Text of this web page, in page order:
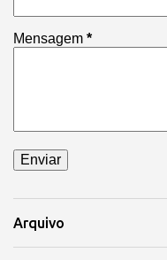
Mensagem *
Arquivo